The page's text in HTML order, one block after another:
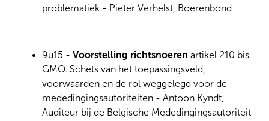
problematiek - Pieter Verhelst, Boerenbond
9u15 - Voorstelling richtsnoeren artikel 210 bis
GMO. Schets van het toepassingsveld,
voorwaarden en de rol weggelegd voor de
mededingingsautoriteiten - Antoon Kyndt,
Auditeur bij de Belgische Mededingingsautoriteit